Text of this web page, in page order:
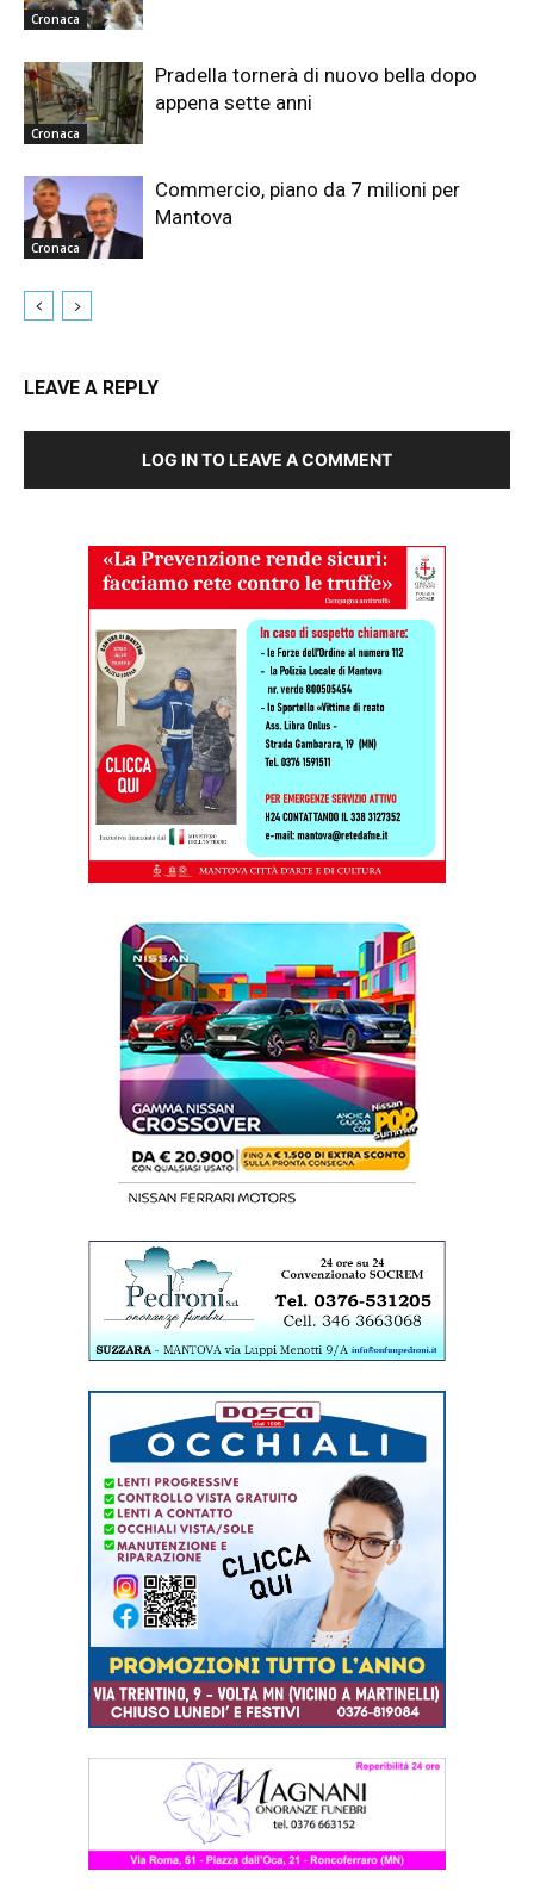
Cronaca
Cronaca
Pradella tornerà di nuovo bella dopo
appena sette anni
Cronaca
Commercio, piano da 7 milioni per
Mantova
LEAVE A REPLY
LOG IN TO LEAVE A COMMENT